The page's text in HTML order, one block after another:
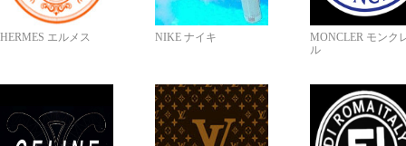
HERMES エルメス NIKE ナイキ
MONCLER モンク
ル